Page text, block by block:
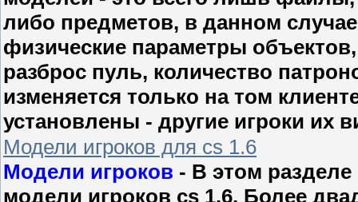
либо предметов, в данном
физические параметры объектов,
разброс пуль, количество
изменяется только на том
установлены - другие игроки их
Модели игроков для cs 1.6
Модели игроков - В этом
модели игроков cs 1.6, Более